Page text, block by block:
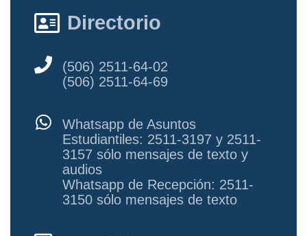
Directorio
(506) 2511-64-02
(506) 2511-64-69
Whatsapp de Asuntos
Estudiantiles: 2511-3197 y 2511-
3157 sólo mensajes de texto y
audios
Whatsapp de Recepción: 2511-
3150 sólo mensajes de texto